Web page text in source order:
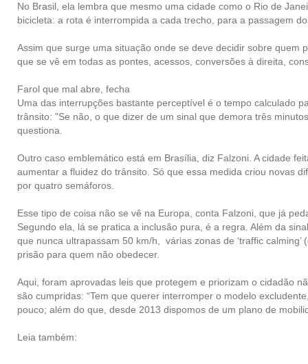
No Brasil, ela lembra que mesmo uma cidade como o Rio de
bicicleta: a rota é interrompida a cada trecho, para a passagem
Assim que surge uma situação onde se deve decidir sobre
que se vê em todas as pontes, acessos, conversões à direita,
Farol que mal abre, fecha
Uma das interrupções bastante perceptível é o tempo calculado
trânsito: "Se não, o que dizer de um sinal que demora três
questiona.
Outro caso emblemático está em Brasília, diz Falzoni. A cidade
aumentar a fluidez do trânsito. Só que essa medida criou novas
por quatro semáforos.
Esse tipo de coisa não se vê na Europa, conta Falzoni, que já
Segundo ela, lá se pratica a inclusão pura, é a regra. Além da
que nunca ultrapassam 50 km/h, várias zonas de ‘traffic
prisão para quem não obedecer.
Aqui, foram aprovadas leis que protegem e priorizam o cidadão
são cumpridas: “Tem que querer interromper o modelo
pouco; além do que, desde 2013 dispomos de um plano de
Leia também: